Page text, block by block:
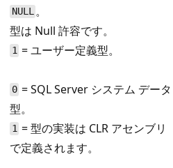
NULL 。
型は Null 許容です。
1 = ユーザー定義型。
0 = SQL Server システム データ
型。
1 = 型の実装は CLR アセンブリ
で定義されます。